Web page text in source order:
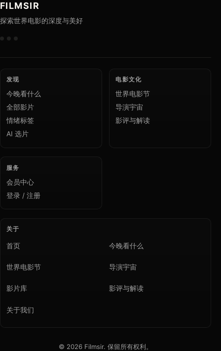
FILMSIR
探索世界电影的深度与美好
发现
今晚看什么
全部影片
情绪标签
AI 选片
电影文化
世界电影节
导演宇宙
影评与解读
服务
会员中心
登录 / 注册
关于
首页 今晚看什么
世界电影节 导演宇宙
影片库 影评与解读
关于我们
© 2026 Filmsir. 保留所有权利。